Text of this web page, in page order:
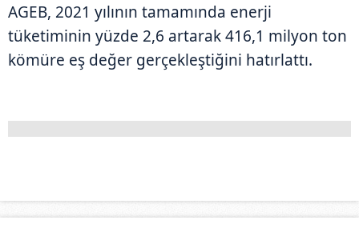
AGEB, 2021 yılının tamamında enerji
tüketiminin yüzde 2,6 artarak 416,1 milyon ton
kömüre eş değer gerçekleştiğini hatırlattı.